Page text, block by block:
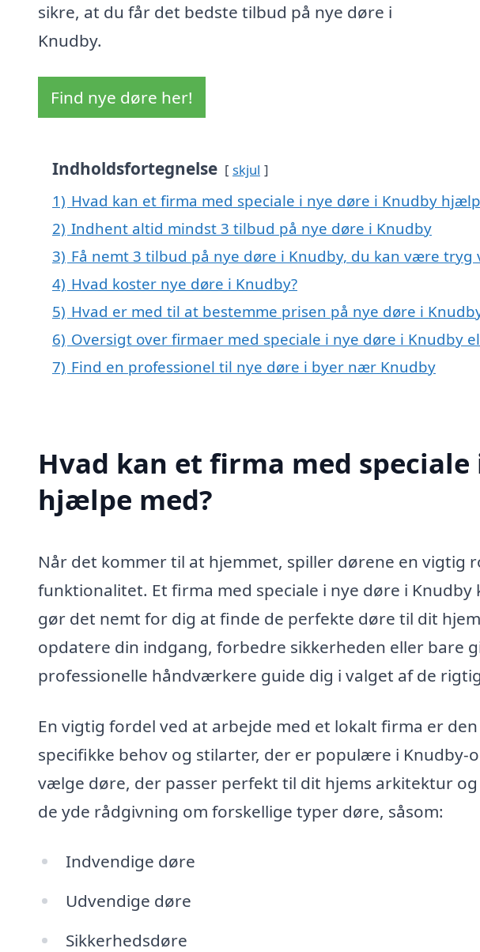
sikre, at du får det bedste tilbud på nye døre i
Knudby.
Find nye døre her!
Indholdsfortegnelse skjul
1) Hvad kan et firma med speciale i nye døre i Knudby
2) Indhent altid mindst 3 tilbud på nye døre i Knudby
3) Få nemt 3 tilbud på nye døre i Knudby, du kan være tryg
4) Hvad koster nye døre i Knudby?
5) Hvad er med til at bestemme prisen på nye døre i
6) Oversigt over firmaer med speciale i nye døre i Knudby
7) Find en professionel til nye døre i byer nær Knudby
Hvad kan et firma med
hjælpe med?
Når det kommer til at hjemmet, spiller dørene en vigtig
funktionalitet. Et firma med speciale i nye døre i
gør det nemt for dig at finde de perfekte døre til dit
opdatere din indgang, forbedre sikkerheden eller bare
professionelle håndværkere guide dig i valget af de
En vigtig fordel ved at arbejde med et lokalt firma er
specifikke behov og stilarter, der er populære i Knudby-
vælge døre, der passer perfekt til dit hjems arkitektur
de yde rådgivning om forskellige typer døre, såsom:
Indvendige døre
Udvendige døre
Sikkerhedsdøre